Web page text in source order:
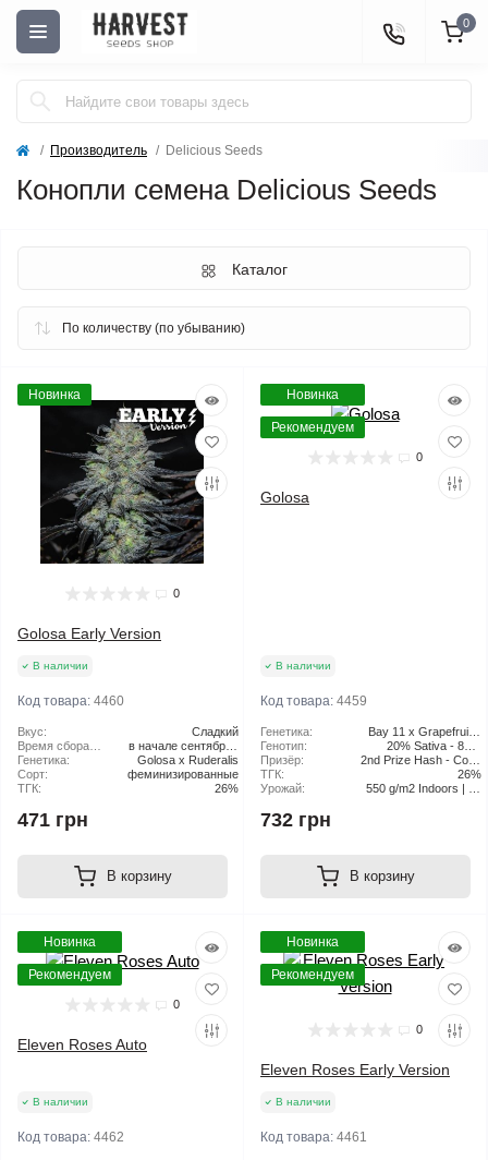
0
Производитель Delicious Seeds
Конопли семена Delicious Seeds
Каталог
Новинка
0
Golosa Early Version
В наличии
Код товара: 4460
Вкус:
Сладкий
Время сбора
урожая в
открытом
грунте:
в начале сентябряе
сентября. Время
сбора урожая (в
помещении) -
Генетика:
Golosa x Ruderalis
Сорт:
феминизированные
ТГК:
26%
471 грн
В корзину
Новинка
Рекомендуем
0
Golosa
В наличии
Код товара: 4459
Генетика:
Bay 11 x Grapefruit x
Blueberry
Генотип:
20% Sativa - 80%
Indica
Призёр:
2nd Prize Hash - Copa
Resinas de la
Patagonia - Argentina
La Costa - Uruguay
ТГК:
26%
Урожай:
550 g/m2 Indoors | up
732 грн
В корзину
Новинка
Рекомендуем
0
Eleven Roses Auto
В наличии
Код товара: 4462
Новинка
Рекомендуем
0
Eleven Roses Early Version
В наличии
Код товара: 4461